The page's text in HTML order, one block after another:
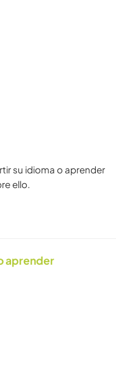
su idioma o aprender
ello.
aprender